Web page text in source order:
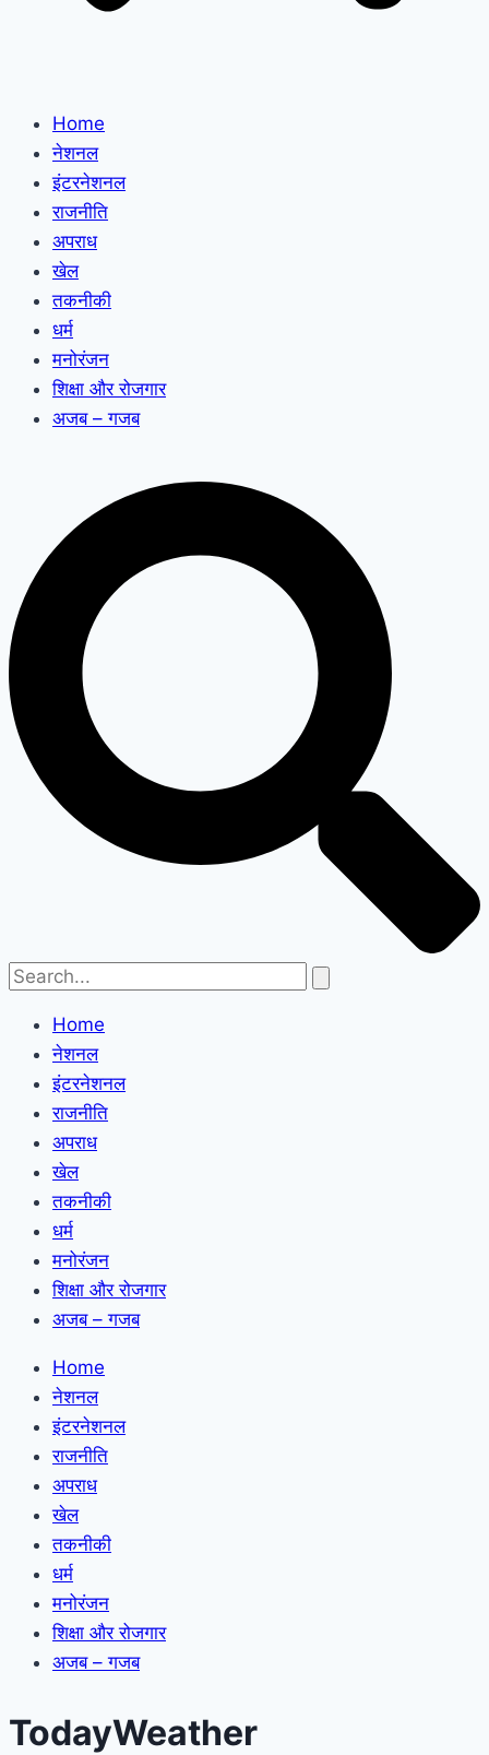
Home
नेशनल
इंटरनेशनल
राजनीति
अपराध
खेल
तकनीकी
धर्म
मनोरंजन
शिक्षा और रोजगार
अजब – गजब
Home
नेशनल
इंटरनेशनल
राजनीति
अपराध
खेल
तकनीकी
धर्म
मनोरंजन
शिक्षा और रोजगार
अजब – गजब
Home
नेशनल
इंटरनेशनल
राजनीति
अपराध
खेल
तकनीकी
धर्म
मनोरंजन
शिक्षा और रोजगार
अजब – गजब
TodayWeather